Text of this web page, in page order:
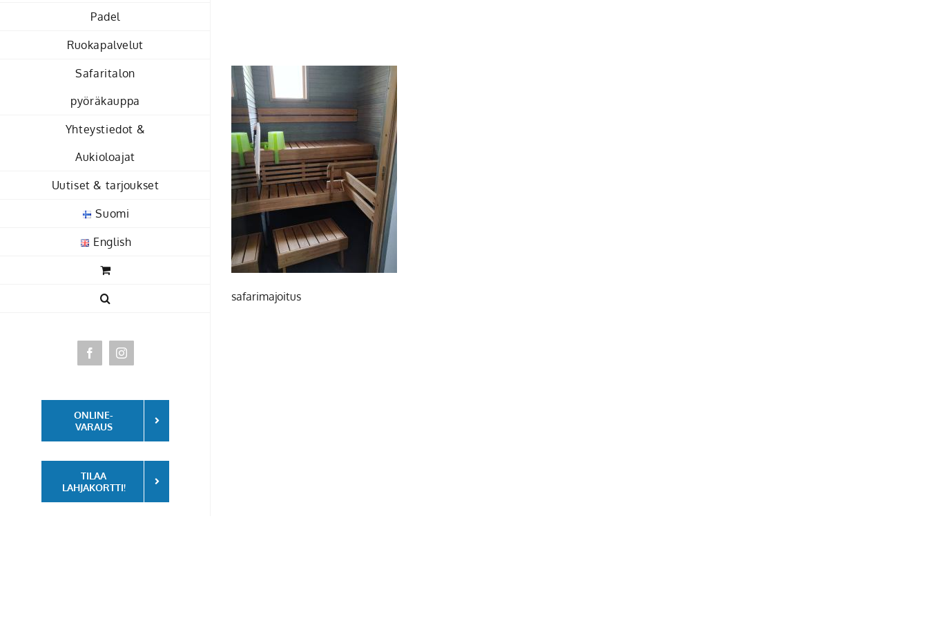
Padel
Ruokapalvelut
Safaritalon
pyöräkauppa
Yhteystiedot &
Aukioloajat
Uutiset & tarjoukset
Suomi
English
FacebookInstagram
ONLINE-
VARAUS
TILAA
LAHJAKORTTI!
safarimajoitus